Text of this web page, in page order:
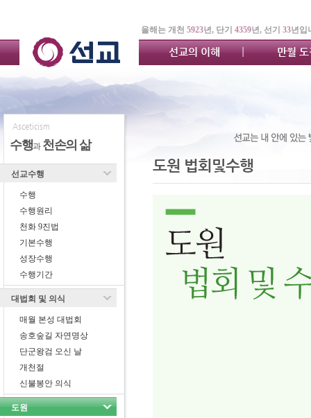
올해는 개천 5923년, 단기 4359년, 선기 33년입
선교의 이해 만월
Asceticism
수행과천손의 삶
선교수행
수행
수행원리
천화 9진법
기본수행
성장수행
수행기간
대법회 및 의식
매월 본성 대법회
송호숲길 자연명상
단군왕검 오신 날
개천절
신불봉안 의식
도원
도원 법회및수행